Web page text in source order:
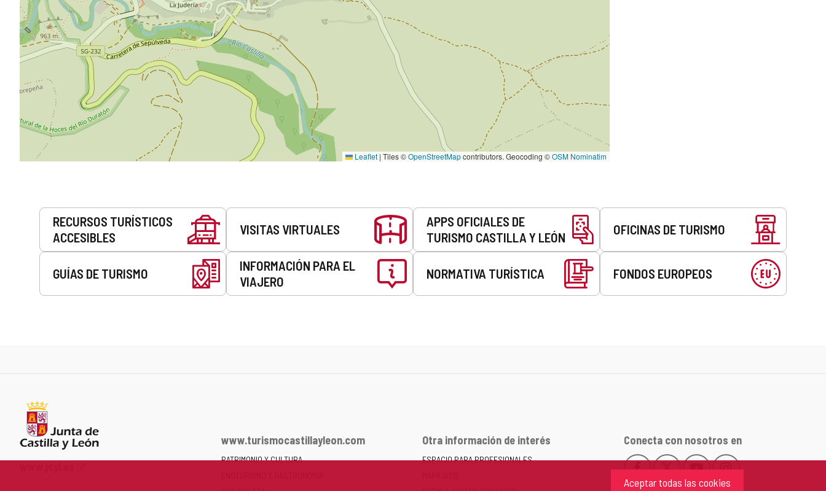
Aceptar todas las cookies
Leaflet | Tiles ©OpenStreetMapcontributors. Geocoding ©OSM Nominatim
Servicios
RECURSOS TURÍSTICOS
ACCESIBLES
VISITAS VIRTUALES
APPS OFICIALES DE
TURISMO CASTILLA Y LEÓN
OFICINAS DE TURISMO
GUÍAS DE TURISMO
INFORMACIÓN PARA EL
VIAJERO
NORMATIVA TURÍSTICA FONDOS EUROPEOS
www.turismocastillayleon.com
PATRIMONIO Y CULTURA
Otra información de interés
ESPACIO PARA PROFESIONALES
Conecta con nosotros en
Este
enlace
Este
enlace
Este
enlace
Este
enlace